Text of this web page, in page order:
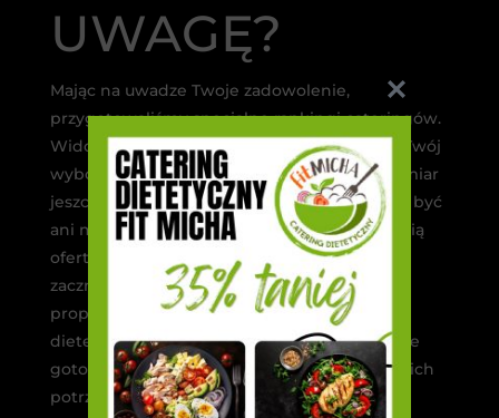
UWAGĘ?
Mając na uwadze Twoje zadowolenie,
przygotowaliśmy specjalne rankingi cateringów.
Widoczne pozycje bez wątpienia uproszczą Twój
wybór i przyspieszą osiągnąć wymarzony zamiar
jeszcze szybciej. Zobaczysz, że dieta nie musi być
ani męcząca ani trudna! Wybierz odpowiednią
ofertę i rozpocznij swoją przygodę z boxami i
zacznij się zdrowo odżywiać. Sprawdź nasze
propozycje w rankingu cateringów
dietetycznych i wybierz tę firmę, która oferuje
gotowe posiłki dopasowane idealnie do Twoich
potrzeb.